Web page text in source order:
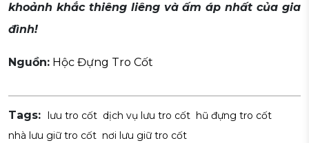
khoảnh khắc thiêng liêng và ấm áp nhất của gia
đình!
Nguồn: Hộc Đựng Tro Cốt
Tags: lưu tro cốt dịch vụ lưu tro cốt hũ đựng tro cốt
nhà lưu giữ tro cốt nơi lưu giữ tro cốt